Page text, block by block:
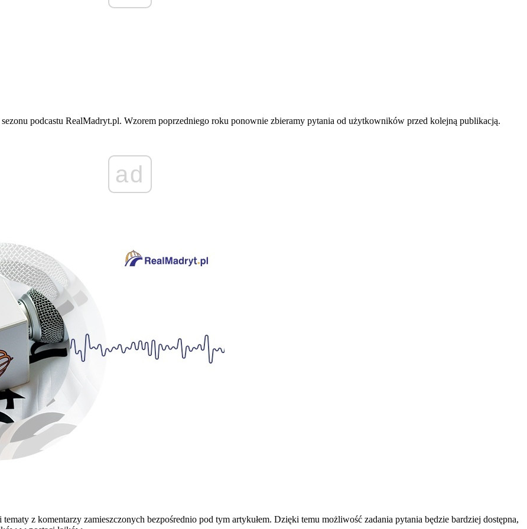
podcastu RealMadryt.pl. Wzorem poprzedniego roku ponownie zbieramy pytania od użytkowników przed kolejną publikacją.
ad
z komentarzy zamieszczonych bezpośrednio pod tym artykułem. Dzięki temu możliwość zadania pytania będzie bardziej dostępna,